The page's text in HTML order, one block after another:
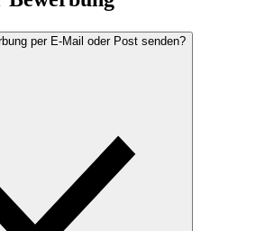
per E-Mail oder Post senden?